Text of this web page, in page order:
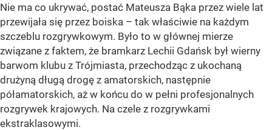
Nie ma co ukrywać, postać Mateusza Bąka przez wiele lat
przewijała się przez boiska – tak właściwie na każdym
szczeblu rozgrywkowym. Było to w głównej mierze
związane z faktem, że bramkarz Lechii Gdańsk był wierny
barwom klubu z Trójmiasta, przechodząc z ukochaną
drużyną długą drogę z amatorskich, następnie
półamatorskich, aż w końcu do w pełni profesjonalnych
rozgrywek krajowych. Na czele z rozgrywkami
ekstraklasowymi.